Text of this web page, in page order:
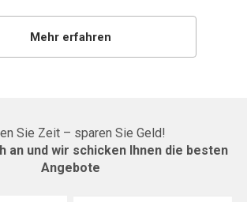
Mehr erfahren
Sie Zeit – sparen Sie Geld!
an und wir schicken Ihnen die besten
Angebote